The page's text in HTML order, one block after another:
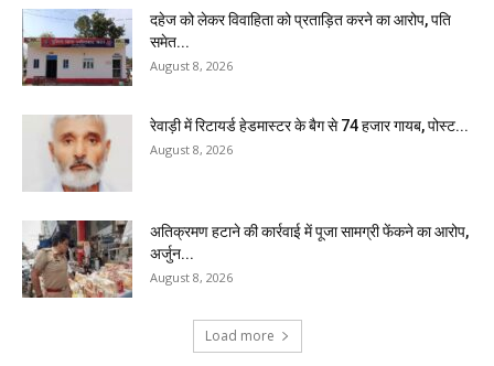
दहेज को लेकर विवाहिता को प्रताड़ित करने का आरोप, पति
समेत...
August 8, 2026
रेवाड़ी में रिटायर्ड हेडमास्टर के बैग से ₹74 हजार गायब, पोस्ट...
August 8, 2026
अतिक्रमण हटाने की कार्रवाई में पूजा सामग्री फेंकने का आरोप,
अर्जुन...
August 8, 2026
Load more